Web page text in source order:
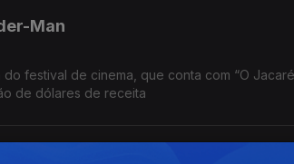
Man
festival de cinema, que conta com “O
de dólares de receita
Traça